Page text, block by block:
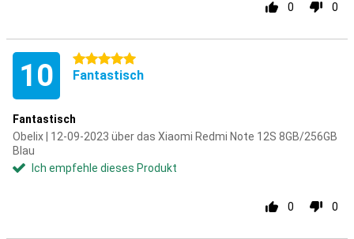
0 0
10 5 Sterne
Fantastisch
Fantastisch
Obelix | 12-09-2023 über das Xiaomi Redmi Note 12S 8GB/256GB
Blau
Ich empfehle dieses Produkt
0 0